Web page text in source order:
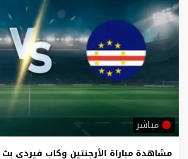
مباشر
مشاهدة مباراة الأرجنتين وكاب فيردي بث